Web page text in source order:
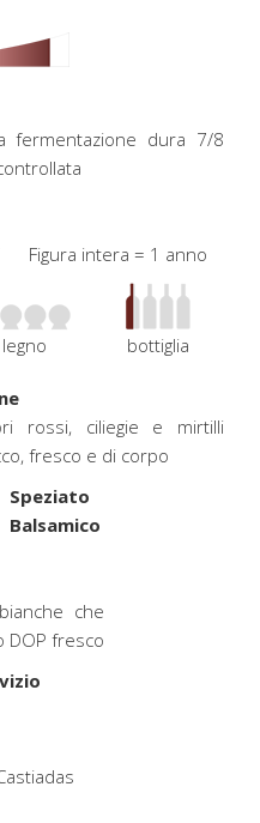
fermentazione dura 7/8
Figura intera = 1 anno
legno bottiglia
rossi, ciliegie e mirtilli
fresco e di corpo
Speziato
Balsamico
che
DOP fresco